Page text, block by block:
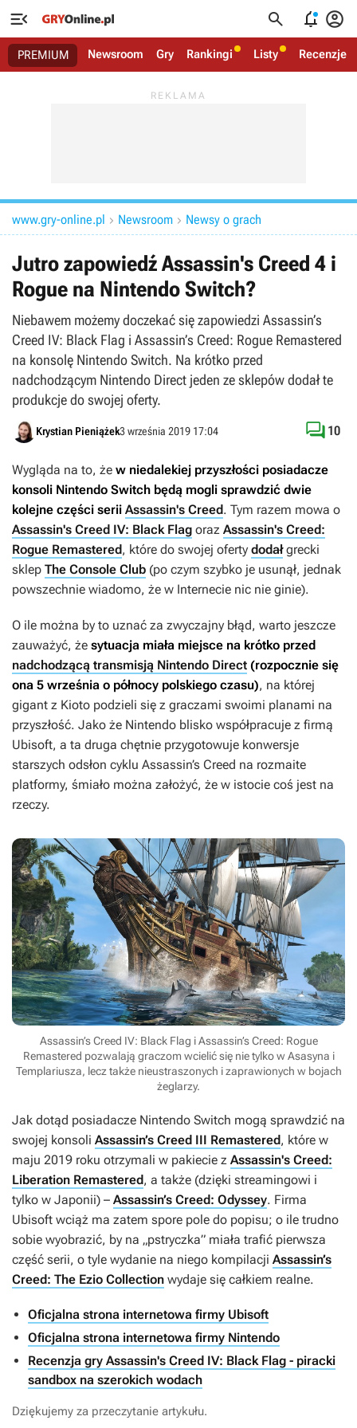
   
PREMIUM Newsroom Gry Rankingi Listy Recenzje
www.gry-online.pl  Newsroom  Newsy o grach
Jutro zapowiedź Assassin's Creed 4 i
Rogue na Nintendo Switch?
Niebawem możemy doczekać się zapowiedzi Assassin’s
Creed IV: Black Flag i Assassin’s Creed: Rogue Remastered
na konsolę Nintendo Switch. Na krótko przed
nadchodzącym Nintendo Direct jeden ze sklepów dodał te
produkcje do swojej oferty.
Krystian Pieniążek3 września 2019 17:04  10
Wygląda na to, że w niedalekiej przyszłości posiadacze
konsoli Nintendo Switch będą mogli sprawdzić dwie
kolejne części serii Assassin's Creed. Tym razem mowa o
Assassin's Creed IV: Black Flag oraz Assassin's Creed:
Rogue Remastered, które do swojej oferty dodałgrecki
sklep The Console Club (po czym szybko je usunął, jednak
powszechnie wiadomo, że w Internecie nic nie ginie).
O ile można by to uznać za zwyczajny błąd, warto jeszcze
zauważyć, że sytuacja miała miejsce na krótko przed
nadchodzącą transmisją Nintendo Direct (rozpocznie się
ona 5 września o północy polskiego czasu), na której
gigant z Kioto podzieli się z graczami swoimi planami na
przyszłość. Jako że Nintendo blisko współpracuje z firmą
Ubisoft, a ta druga chętnie przygotowuje konwersje
starszych odsłon cyklu Assassin’s Creed na rozmaite
platformy, śmiało można założyć, że w istocie coś jest na
rzeczy.
Assassin’s Creed IV: Black Flag i Assassin’s Creed: Rogue
Remastered pozwalają graczom wcielić się nie tylko w Asasyna i
Templariusza, lecz także nieustraszonych i zaprawionych w bojach
żeglarzy.
Jak dotąd posiadacze Nintendo Switch mogą sprawdzić na
swojej konsoli Assassin’s Creed III Remastered, które w
maju 2019 roku otrzymali w pakiecie z Assassin's Creed:
Liberation Remastered, a także (dzięki streamingowi i
tylko w Japonii) – Assassin’s Creed: Odyssey. Firma
Ubisoft wciąż ma zatem spore pole do popisu; o ile trudno
sobie wyobrazić, by na „pstryczka” miała trafić pierwsza
część serii, o tyle wydanie na niego kompilacji Assassin’s
Creed: The Ezio Collection wydaje się całkiem realne.
Oficjalna strona internetowa firmy Ubisoft
Oficjalna strona internetowa firmy Nintendo
Recenzja gry Assassin's Creed IV: Black Flag - piracki
sandbox na szerokich wodach
Dziękujemy za przeczytanie artykułu.